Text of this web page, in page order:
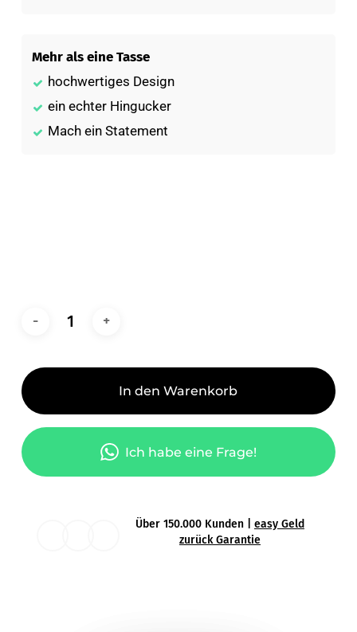
Mehr als eine Tasse
hochwertiges Design
ein echter Hingucker
Mach ein Statement
In den Warenkorb
Ich habe eine Frage!
Über 150.000 Kunden | easy Geld
zurück Garantie